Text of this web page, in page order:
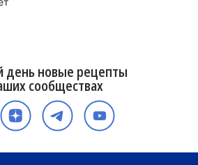
новые рецепты
сообществах